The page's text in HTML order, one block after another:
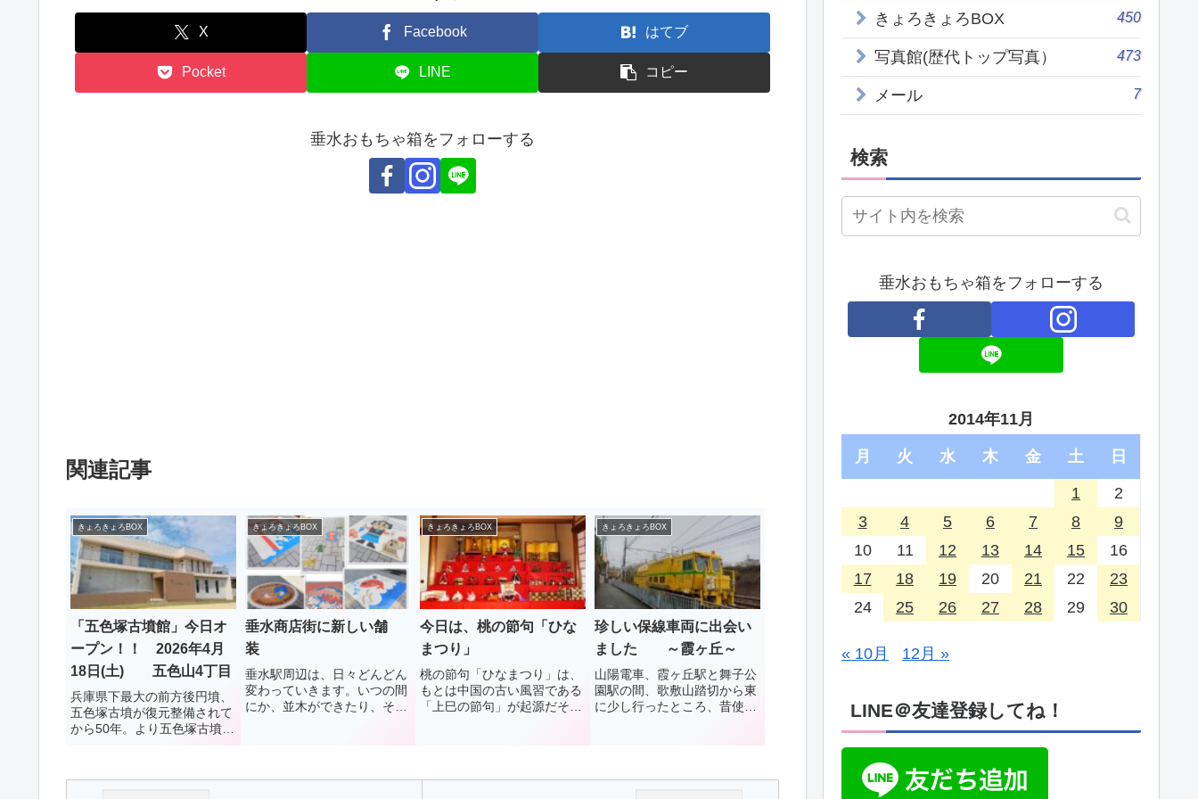
X Facebook はてブ
Pocket LINE コピー
垂水おもちゃ箱をフォローする
関連記事
きょろきょろBOX
「五色塚古墳館」今日オ
ープン！！ 2026年4月
18日(土) 五色山4丁目
兵庫県下最大の前方後円墳、
五色塚古墳が復元整備されて
から50年。より五色塚古墳へ
古墳館がオープンした。同施
設では、五色塚古墳および小
きょろきょろBOX
垂水商店街に新しい舗
装
垂水駅周辺は、日々どんどん
変わっていきます。いつの間
にか、並木ができたり、そし
きょろきょろBOX
今日は、桃の節句「ひな
まつり」
桃の節句「ひなまつり」は、
もとは中国の古い風習である
「上巳の節句」が起源だそ
きょろきょろBOX
珍しい保線車両に出会い
ました ～霞ヶ丘～
山陽電車、霞ヶ丘駅と舞子公
園駅の間、歌敷山踏切から東
に少し行ったところ、昔使わ
両、鉄道線路の保守を定期的
きょろきょろBOX 450
写真館(歴代トップ写真） 473
メール 7
検索
垂水おもちゃ箱をフォローする
2014年11月
月 火 水 木 金 土 日
1
2
3
4 5 6 7 8
9
10
11 12 13 14 15
16
17
18 19 20 21 22
23
24
25 26 27 28 29 30
« 10月 12月 »
LINE＠友達登録してね！